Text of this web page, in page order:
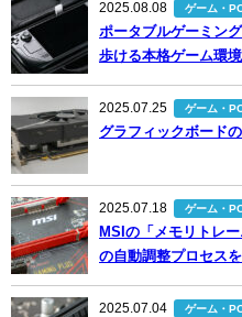
2025.08.08 ゲーム・
ポータブルゲーミン
歩ける本格ゲーム環境
2025.07.25 ゲーム・
グラフィックボード
2025.07.18 ゲーム・
MSIの「メモリトレ
の自動調整プロセス
2025.07.04 ゲーム・